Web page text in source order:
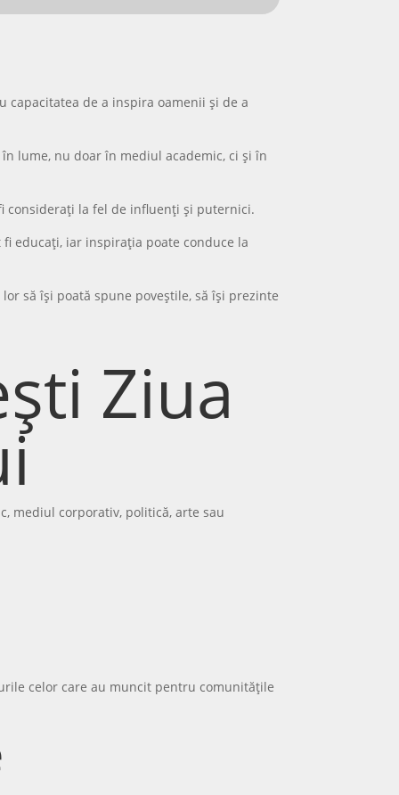
capacitatea de a inspira oamenii și de a
lume, nu doar în mediul academic, ci și în
considerați la fel de influenți și puternici.
educați, iar inspirația poate conduce la
să își poată spune poveștile, să își prezinte
Ziua
mediul corporativ, politică, arte sau
celor care au muncit pentru comunitățile